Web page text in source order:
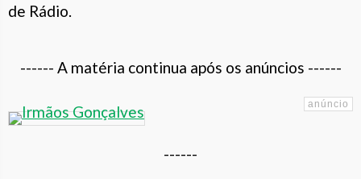
de Rádio.
------ A matéria continua após os anúncios ------
------